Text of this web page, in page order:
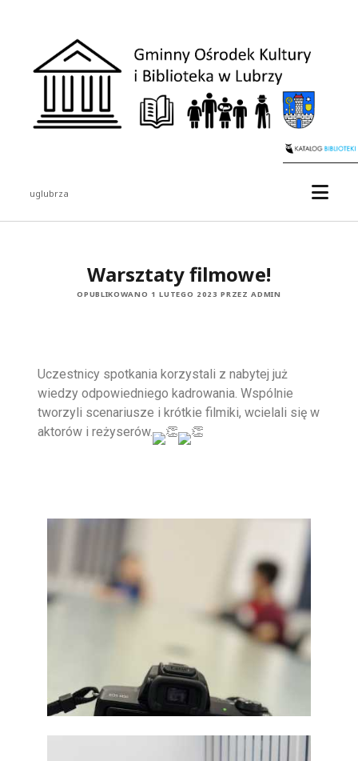
uglubrza
Warsztaty filmowe!
OPUBLIKOWANO 1 LUTEGO 2023 PRZEZ ADMIN
Uczestnicy spotkania korzystali z nabytej już
wiedzy odpowiedniego kadrowania. Wspólnie
tworzyli scenariusze i krótkie filmiki, wcielali się w
aktorów i reżyserów.